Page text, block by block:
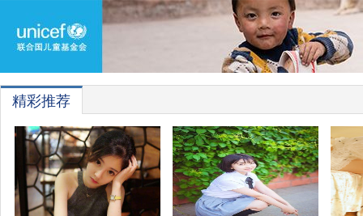
精彩推荐